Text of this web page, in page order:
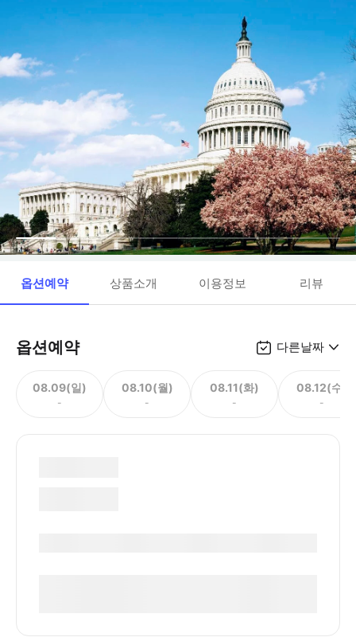
옵션예약 상품소개 이용정보 리뷰
옵션예약 다른날짜
08.09(일)
-
08.10(월)
-
08.11(화)
-
08.12(수)
-